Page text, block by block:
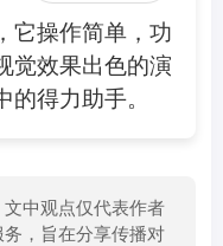
它操作简单，功
觉效果出色的演
得力助手。
中观点仅代表作者
，旨在分享传播对